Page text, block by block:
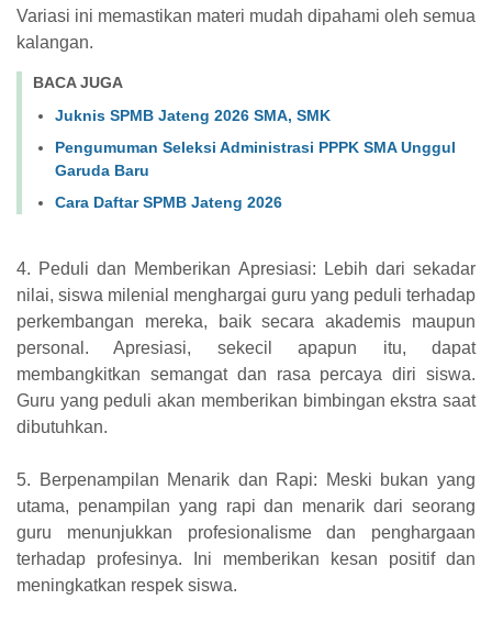
Variasi ini memastikan materi mudah dipahami oleh semua
kalangan.
BACA JUGA
Juknis SPMB Jateng 2026 SMA, SMK
Pengumuman Seleksi Administrasi PPPK SMA Unggul
Garuda Baru
Cara Daftar SPMB Jateng 2026
4. Peduli dan Memberikan Apresiasi: Lebih dari sekadar
nilai, siswa milenial menghargai guru yang peduli terhadap
perkembangan mereka, baik secara akademis maupun
personal. Apresiasi, sekecil apapun itu, dapat
membangkitkan semangat dan rasa percaya diri siswa.
Guru yang peduli akan memberikan bimbingan ekstra saat
dibutuhkan.
5. Berpenampilan Menarik dan Rapi: Meski bukan yang
utama, penampilan yang rapi dan menarik dari seorang
guru menunjukkan profesionalisme dan penghargaan
terhadap profesinya. Ini memberikan kesan positif dan
meningkatkan respek siswa.